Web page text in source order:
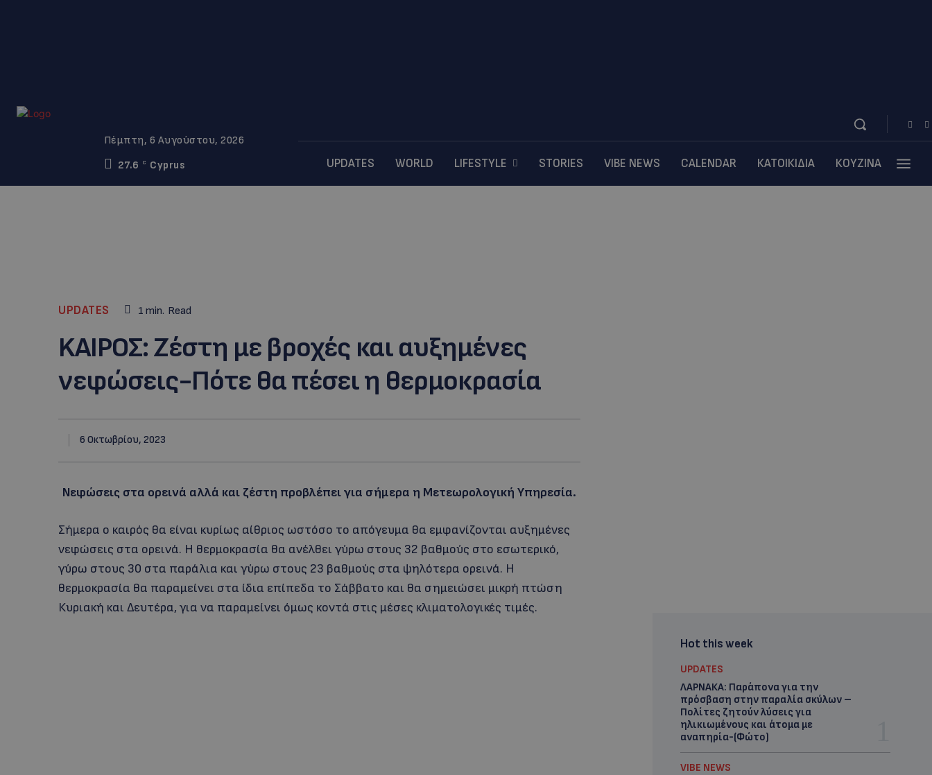
Πέμπτη, 6 Αυγούστου, 2026
27.6
C Cyprus UPDATES WORLD LIFESTYLE STORIES VIBE NEWS CALENDAR ΚΑΤΟΙΚΙΔΙΑ ΚΟΥΖΙΝΑ
UPDATES 1 min. Read
KAΙΡΟΣ: Ζέστη με βροχές και αυξημένες
νεφώσεις-Πότε θα πέσει η θερμοκρασία
6 Οκτωβρίου, 2023
Νεφώσεις στα ορεινά αλλά και ζέστη προβλέπει για σήμερα η Μετεωρολογική Υπηρεσία.
Σήμερα ο καιρός θα είναι κυρίως αίθριος ωστόσο το απόγευμα θα εμφανίζονται αυξημένες
νεφώσεις στα ορεινά. Η θερμοκρασία θα ανέλθει γύρω στους 32 βαθμούς στο εσωτερικό,
γύρω στους 30 στα παράλια και γύρω στους 23 βαθμούς στα ψηλότερα ορεινά. Η
θερμοκρασία θα παραμείνει στα ίδια επίπεδα το Σάββατο και θα σημειώσει μικρή πτώση
Κυριακή και Δευτέρα, για να παραμείνει όμως κοντά στις μέσες κλιματολογικές τιμές.
Hot this week
UPDATES
ΛΑΡΝΑΚΑ: Παράπονα για την
πρόσβαση στην παραλία σκύλων –
Πολίτες ζητούν λύσεις για
ηλικιωμένους και άτομα με
αναπηρία-(Φώτο)
VIBE NEWS